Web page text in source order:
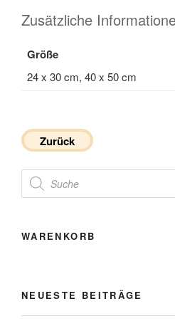
Zusätzliche
Größe
24 x 30 cm, 40 x 50 cm
Zurück
Products
search
WARENKORB
NEUESTE BEITRÄGE